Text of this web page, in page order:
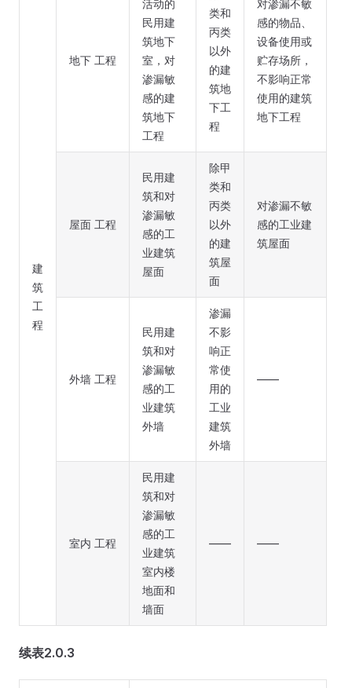
建
筑
工
程
地下 工程
活动的
民用建
筑地下
室，对
渗漏敏
感的建
筑地下
工程
类和
丙类
以外
的建
筑地
下工
程
对渗漏不敏
感的物品、
设备使用或
贮存场所，
不影响正常
使用的建筑
地下工程
屋面 工程
民用建
筑和对
渗漏敏
感的工
业建筑
屋面
除甲
类和
丙类
以外
的建
筑屋
面
对渗漏不敏
感的工业建
筑屋面
外墙 工程
民用建
筑和对
渗漏敏
感的工
业建筑
外墙
渗漏
不影
响正
常使
用的
工业
建筑
外墙
——
室内 工程
民用建
筑和对
渗漏敏
感的工
业建筑
室内楼
地面和
墙面
—— ——
续表2.0.3